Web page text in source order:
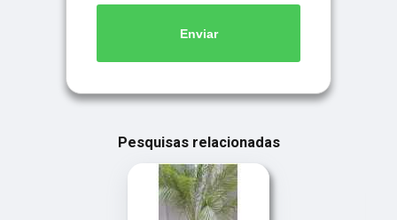
Enviar
Pesquisas relacionadas